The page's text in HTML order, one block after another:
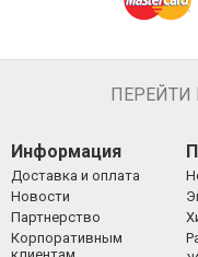
Информация
Доставка и оплата
Новости
Партнерство
Корпоративным